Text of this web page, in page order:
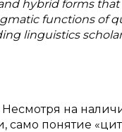
hybrid forms
functions of
linguistics
Несмотря на
понятие